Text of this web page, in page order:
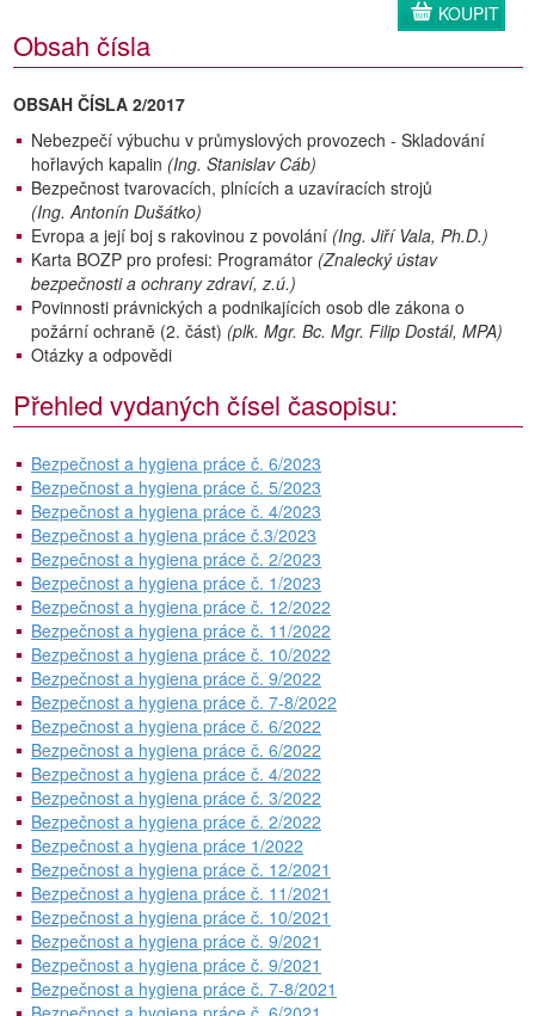
KOUPIT
Obsah čísla
OBSAH ČÍSLA 2/2017
Nebezpečí výbuchu v průmyslových provozech - Skladování
hořlavých kapalin (Ing. Stanislav Cáb)
Bezpečnost tvarovacích, plnících a uzavíracích strojů
(Ing. Antonín Dušátko)
Evropa a její boj s rakovinou z povolání (Ing. Jiří Vala, Ph.D.)
Karta BOZP pro profesi: Programátor (Znalecký ústav
bezpečnosti a ochrany zdraví, z.ú.)
Povinnosti právnických a podnikajících osob dle zákona o
požární ochraně (2. část) (plk. Mgr. Bc. Mgr. Filip Dostál, MPA)
Otázky a odpovědi
Přehled vydaných čísel časopisu:
Bezpečnost a hygiena práce č. 6/2023
Bezpečnost a hygiena práce č. 5/2023
Bezpečnost a hygiena práce č. 4/2023
Bezpečnost a hygiena práce č.3/2023
Bezpečnost a hygiena práce č. 2/2023
Bezpečnost a hygiena práce č. 1/2023
Bezpečnost a hygiena práce č. 12/2022
Bezpečnost a hygiena práce č. 11/2022
Bezpečnost a hygiena práce č. 10/2022
Bezpečnost a hygiena práce č. 9/2022
Bezpečnost a hygiena práce č. 7-8/2022
Bezpečnost a hygiena práce č. 6/2022
Bezpečnost a hygiena práce č. 6/2022
Bezpečnost a hygiena práce č. 4/2022
Bezpečnost a hygiena práce č. 3/2022
Bezpečnost a hygiena práce č. 2/2022
Bezpečnost a hygiena práce 1/2022
Bezpečnost a hygiena práce č. 12/2021
Bezpečnost a hygiena práce č. 11/2021
Bezpečnost a hygiena práce č. 10/2021
Bezpečnost a hygiena práce č. 9/2021
Bezpečnost a hygiena práce č. 9/2021
Bezpečnost a hygiena práce č. 7-8/2021